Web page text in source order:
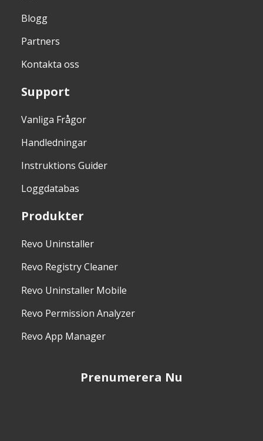
Blogg
Partners
Kontakta oss
Support
Vanliga Frågor
Handledningar
Instruktions Guider
Loggdatabas
Produkter
Revo Uninstaller
Revo Registry Cleaner
Revo Uninstaller Mobile
Revo Permission Analyzer
Revo App Manager
Prenumerera Nu